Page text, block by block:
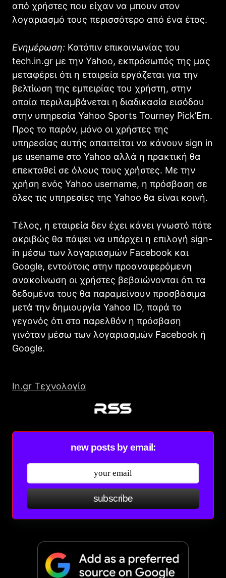
από χρήστες που είχαν να μπουν στον
λογαριασμό τους περισσότερο από ένα έτος.
Ενημέρωση: Κατόπιν επικοινωνίας του
tech.in.gr με την Yahoo, εκπρόσωπός της μας
μεταφέρει ότι η εταιρεία εργάζεται για την
βελτίωση της εμπειρίας του χρήστη, στην
οποία περιλαμβάνεται η διαδικασία εισόδου
στην υπηρεσία Yahoo Sports Tourney Pick’Em.
Προς το παρόν, μόνο οι χρήστες της
υπηρεσίας αυτής απαιτείται να κάνουν sign in
με usename στο Yahoo αλλά η πρακτική θα
επεκταθεί σε όλους τους χρήστες. Με την
χρήση ενός Yahoo username, η πρόσβαση σε
όλες τις υπηρεσίες της Yahoo θα είναι κοινή.
Τέλος, η εταιρεία δεν έχει κάνει γνωστό πότε
ακριβώς θα πάψει να υπάρχει η επιλογή sign-
in μέσω των λογαριασμών Facebook και
Google, εντούτοις στην προαναφερόμενη
ανακοίνωση οι χρήστες βεβαιώνονται ότι τα
δεδομένα τους θα παραμείνουν προσβάσιμα
μετά την δημιουργία Yahoo ID, παρά το
γεγονός ότι στο παρελθόν η πρόσβαση
γινόταν μέσω των λογαριασμών Facebook ή
Google.
In.gr Τεχνολογία
new posts by email:
subscribe